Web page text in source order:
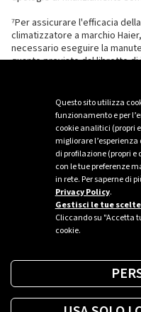
Questo sito utilizza
funzionamento e per
cookie analitici (propri
migliorare
di profilazione (propri
con le tue preferenze
in rete. Per saperne di
Privacy Policy.
Gestisci le tue
Cliccando su "Accetta
cookie.
⁷Per assicurare l'efficacia
climatizzatore a marchio
necessario eseguire la
quanto previsto dal libretto